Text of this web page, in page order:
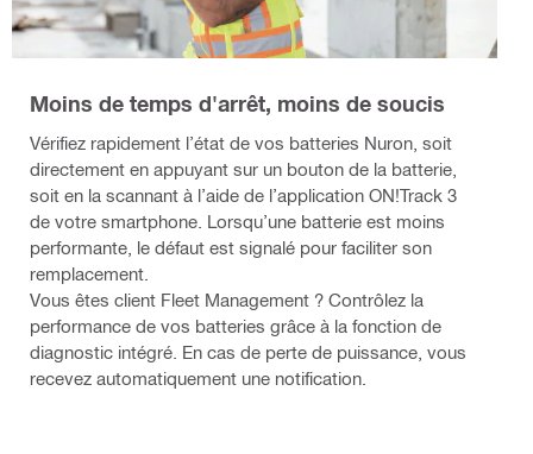
Moins de temps d'arrêt, moins de soucis
Vérifiez rapidement l’état de vos batteries Nuron, soit
directement en appuyant sur un bouton de la batterie,
soit en la scannant à l’aide de l’application ON!Track 3
de votre smartphone. Lorsqu’une batterie est moins
performante, le défaut est signalé pour faciliter son
remplacement.
Vous êtes client Fleet Management ? Contrôlez la
performance de vos batteries grâce à la fonction de
diagnostic intégré. En cas de perte de puissance, vous
recevez automatiquement une notification.